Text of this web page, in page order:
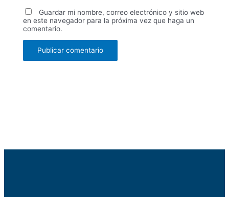
Guardar mi nombre, correo electrónico y sitio web
en este navegador para la próxima vez que haga un
comentario.